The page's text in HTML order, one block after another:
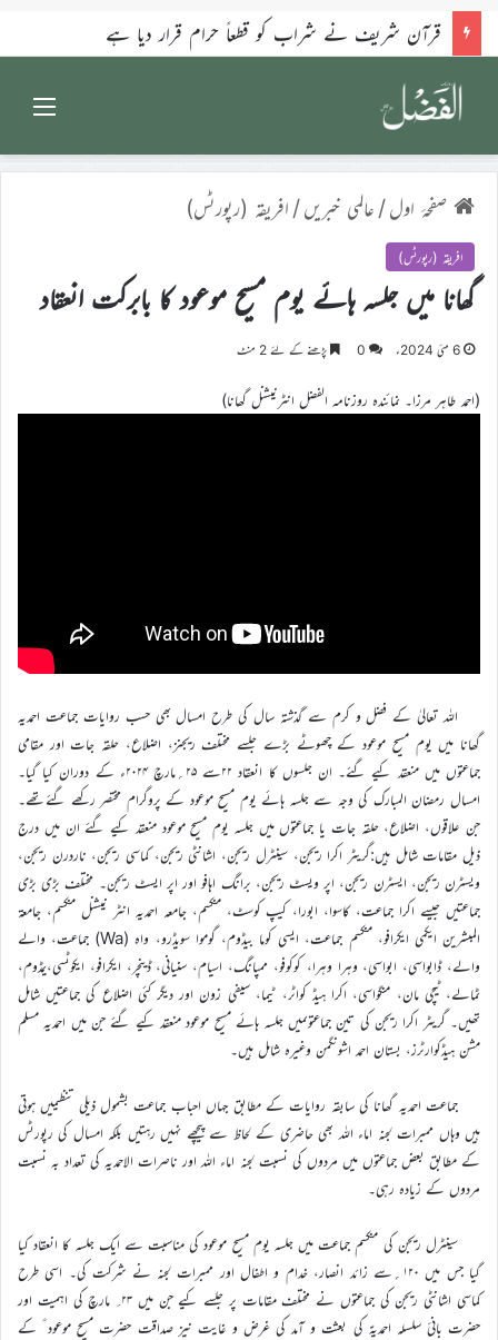
قرآن شریف نے شراب کو قطعاً حرام قرار دیا ہے
صفحۂ اول/ عالمی خبریں/ افریقہ (رپورٹس)
افریقہ (رپورٹس)
گھانا میں جلسہ ہائے یوم مسیح موعود کا بابرکت انعقاد
6 مئی 2024ء 0 پڑھنے کے لئے 2 منٹ
(احمد طاہر مرزا۔ نمائندہ روزنامہ الفضل انٹرنیشنل گھانا)
اللہ تعالیٰ کے فضل و کرم سے گذشتہ سال کی طرح امسال بھی حسب روایات جماعت احمدیہ
گھانا میں یوم مسیح موعود کے چھوٹے بڑے جلسے مختلف ریجنز، اضلاع، حلقہ جات اور مقامی
جماعتوں میں منعقد کیے گئے۔ ان جلسوں کا انعقاد ۲۲سے ۲۵؍مارچ ۲۰۲۴ء کے دوران کیا گیا۔
امسال رمضان المبارک کی وجہ سے جلسہ ہائے یوم مسیح موعود کے پروگرام مختصر رکھے گئےتھے۔
جن علاقوں، اضلاع، حلقہ جات یا جماعتوں میں جلسہ یوم مسیح موعود منعقد کیے گئے ان میں درج
ذیل مقامات شامل ہیں:گریٹر اکرا ریجن، سینٹرل ریجن، اشانٹی ریجن، کماسی ریجن، ناردرن ریجن،
ویسٹرن ریجن، ایسٹرن ریجن، اپر ویسٹ ریجن، برانگ اہافو اور اپر ایسٹ ریجن۔ مختلف بڑی بڑی
جماعتیں جیسے اکرا جماعت، کاسوا، ابورا، کیپ کوسٹ، منکسم، جامعہ احمدیہ انٹر نیشنل منکسم، جامعۃ
المبشرین ایکمی ایکرافو، منکسم جماعت، ایسی کوما بیڈوم، گوموا سویڈرو، واہ (Wa) جماعت، والے
والے، ڈابواسی، ابواسی، وہرا وہرا، کوکوفو، ممپانگ، اسیام، سنیانی، ڈینچر، ایکرافو، ایکوٹسی،یمڈوم،
ٹمالے، ٹیچی مان، منگواسی، اکرا ہیڈ کواٹر، ٹیما، سیفی زون اور دیگر کئی اضلاع کی جماعتیں شامل
تھیں۔ گریٹر اکرا ریجن کی تین جماعتوںمیں جلسہ ہائے مسیح موعود منعقد کیے گئے جن میں احمدیہ مسلم
مشن ہیڈکوارٹرز، بستان احمد اشونگمن وغیرہ شامل ہیں۔
جماعت احمدیہ گھانا کی سابقہ روایات کے مطابق جہاں احباب جماعت بشمول ذیلی تنظیمیں ہوتی
ہیں وہاں ممبرات لجنہ اماء اللہ بھی حاضری کے لحاظ سے پیچھے نہیں رہتیں بلکہ امسال کی رپورٹس
کے مطابق بعض جماعتوں میں مردوں کی نسبت لجنہ اماء اللہ اور ناصرات الاحمدیہ کی تعداد بہ نسبت
مردوں کے زیادہ رہی۔
سینٹرل ریجن کی منکسم جماعت میں جلسہ یوم مسیح موعود کی مناسبت سے ایک جلسہ کا انعقاد کیا
گیا جس میں ۱۲۰؍سے زائد انصار، خدام و اطفال اور ممبرات لجنہ نے شرکت کی۔ اسی طرح
کماسی اشانٹی ریجن کی جماعتوں نے مختلف مقامات پر جلسے کیے جن میں ۲۳؍ مارچ کی اہمیت اور
حضرت بانیٔ سلسلہ احمدیہؑ کی بعثت و آمد کی غرض و غایت نیز صداقت حضرت مسیح موعود ؑ کے